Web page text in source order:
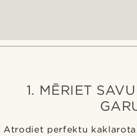
1. MĒRIET
Atrodiet perfektu